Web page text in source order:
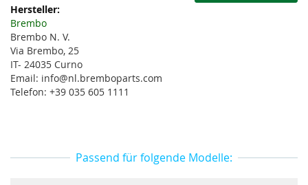
Weitere
Informationen
Brembo
Brembo N. V.
Via Brembo, 25
IT- 24035 Curno
Email: info@nl.bremboparts.com
Telefon: +39 035 605 1111
Passend für folgende Modelle: